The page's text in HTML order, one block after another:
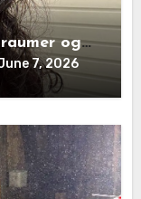
og
7, 2026